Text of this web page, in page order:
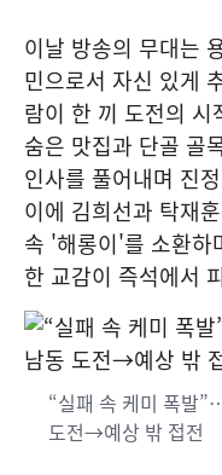
이날 방송의 무대는
민으로서 자신 있게
람이 한 끼 도전의 시
숨은 맛집과 단골 골
인사를 풀어내며 진
이에 김희선과 탁재
속 '해롱이'를 소환하
한 교감이 즉석에서
“실패 속 케미 폭발
도전→예상 밖 접전